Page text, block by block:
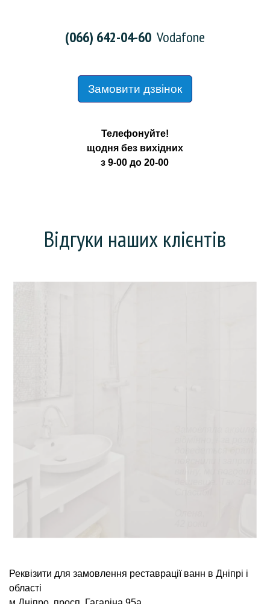
(066) 642-04-60Vodafone
Замовити дзвінок
Телефонуйте!
щодня без вихідних
з 9-00 до 20-00
Відгуки наших клієнтів
Реквізити для замовлення реставрації ванн в Дніпрі і
області